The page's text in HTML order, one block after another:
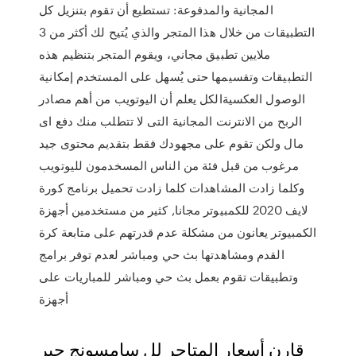
المجانية والمدفوعة: تستطيع أن تقوم بتنزيل كل
التطبيقات من خلال هذا المتجر والذي يُتيح لك أكثر من 3
ملايين تطبيق مجاني، ويقوم المتجر بتنظيم هذه
التطبيقات وتقسيمها حتى يُسهل على المستخدم إمكانية
الوصول العكسيةالكل يعلم أن اليوتويب من أهم مصادر
الربح من الانترنت المجانية التى لا تتطلب منك دفع اى
مال ولكن تقوم على مجهودك فقط بتقديم محتوى جيد
مرغوب من قبل فئة من الناس المسخدمون لليوتويب
وكلما زادت المشاهدات كلما زادت تحميل برنامج كورة
لايف 2020 للكمبيوتر مجانا, كثير من مستخدمين أجهزة
الكمبيوتر يعانون من مشكلة عدم قدرتهم على متابعة كرة
القدم ومشاهدتها بث حي ومباشر لعدم توفر برامج
وتطبيقات تقوم بعمل بث حي ومباشر للمباريات على
أجهزة
قارن أسعار المتاجر لل سامسونج جير